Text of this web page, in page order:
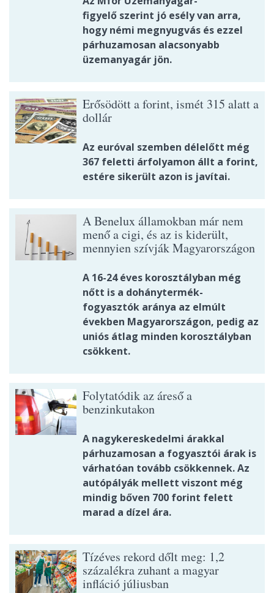
figyelő szerint jó esély van arra,
hogy némi megnyugvás és ezzel
párhuzamosan alacsonyabb
üzemanyagár jön.
Erősödött a forint, ismét 315 alatt a
dollár
Az euróval szemben délelőtt még
367 feletti árfolyamon állt a forint,
estére sikerült azon is javítai.
A Benelux államokban már nem
menő a cigi, és az is kiderült,
mennyien szívják Magyarországon
A 16-24 éves korosztályban még
nőtt is a dohánytermék-
fogyasztók aránya az elmúlt
években Magyarországon, pedig az
uniós átlag minden korosztályban
csökkent.
Folytatódik az áreső a
benzinkutakon
A nagykereskedelmi árakkal
párhuzamosan a fogyasztói árak is
várhatóan tovább csökkennek. Az
autópályák mellett viszont még
mindig bőven 700 forint felett
marad a dízel ára.
Tízéves rekord dőlt meg: 1,2
százalékra zuhant a magyar
infláció júliusban